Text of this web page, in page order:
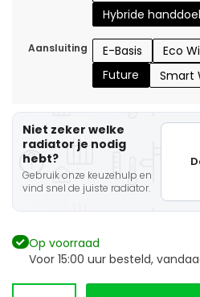
Hybride
Aansluiting E-Basis
Eco
Future
Smart
Niet zeker welke
radiator je nodig
hebt?
Gebruik onze keuzehulp en
vind snel de juiste radiator.
Op voorraad
Voor 15:00 uur besteld,